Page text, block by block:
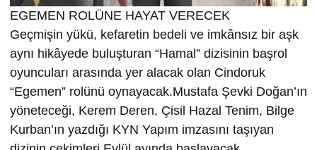
EGEMEN ROLÜNE HAYAT VERECEK
Geçmişin yükü, kefaretin bedeli ve imkânsız bir aşk
aynı hikâyede buluşturan “Hamal” dizisinin başrol
oyuncuları arasında yer alacak olan Cindoruk
“Egemen” rolünü oynayacak.Mustafa Şevki Doğan’ın
yöneteceği, Kerem Deren, Çisil Hazal Tenim, Bilge
Kurban’ın yazdığı KYN Yapım imzasını taşıyan